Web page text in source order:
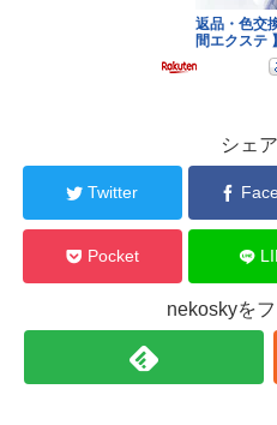
シェ
Twitter
Pocket
nekoskyを